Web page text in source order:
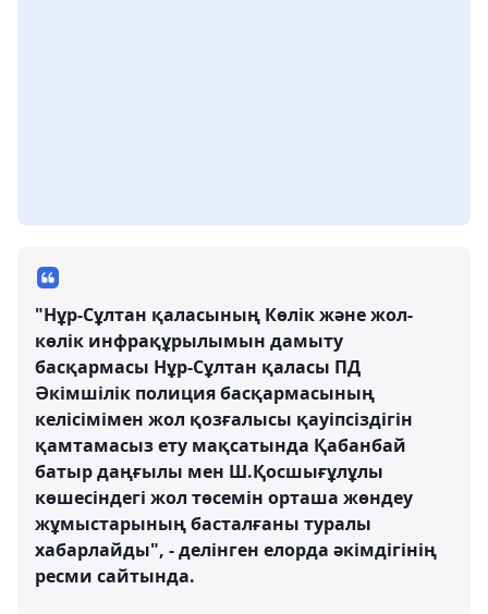
"Нұр-Сұлтан қаласының Көлік және жол-
көлік инфрақұрылымын дамыту
басқармасы Нұр-Сұлтан қаласы ПД
Әкімшілік полиция басқармасының
келісімімен жол қозғалысы қауіпсіздігін
қамтамасыз ету мақсатында Қабанбай
батыр даңғылы мен Ш.Қосшығұлұлы
көшесіндегі жол төсемін орташа жөндеу
жұмыстарының басталғаны туралы
хабарлайды", - делінген елорда әкімдігінің
ресми сайтында.